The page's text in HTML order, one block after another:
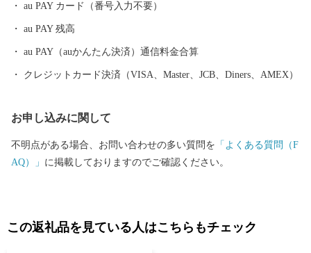
au PAY カード（番号入力不要）
au PAY 残高
au PAY（auかんたん決済）通信料金合算
クレジットカード決済（VISA、Master、JCB、Diners、AMEX）
お申し込みに関して
不明点がある場合、お問い合わせの多い質問を 「よくある質問（F
AQ）」 に掲載しておりますのでご確認ください。
この返礼品を見ている人はこちらもチェック